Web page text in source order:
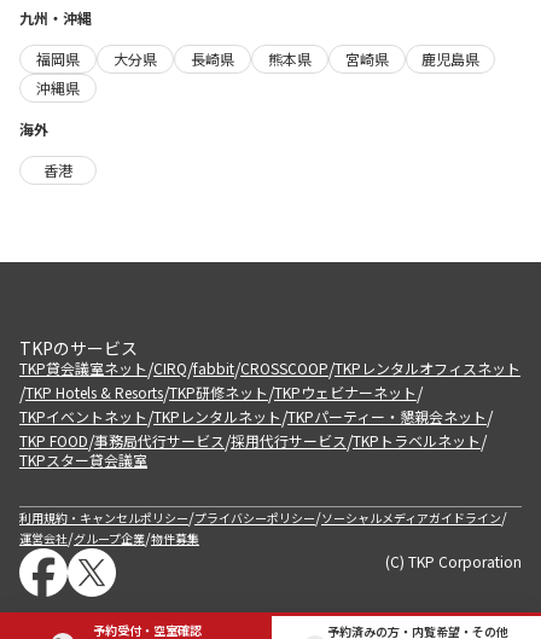
予約受付・空室確認 予約済みの方・内覧希望・その他
九州・沖縄
福岡県
大分県 長崎県 熊本県 宮崎県
鹿児島県
沖縄県
海外
香港
TKPのサービス
TKP貸会議室ネット/CIRQ/fabbit/CROSSCOOP/TKPレンタルオフィスネット
/TKP Hotels & Resorts/TKP研修ネット/TKPウェビナーネット/
TKPイベントネット/TKPレンタルネット/TKPパーティー・懇親会ネット/
TKP FOOD/事務局代行サービス/採用代行サービス/TKPトラベルネット/
TKPスター貸会議室
利用規約・キャンセルポリシー/プライバシーポリシー/ソーシャルメディアガイドライン/
運営会社/グループ企業/物件募集
(C) TKP Corporation